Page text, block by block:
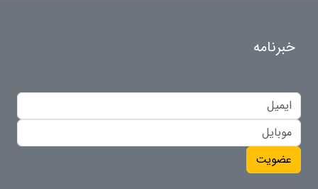
خبرنامه
عضویت